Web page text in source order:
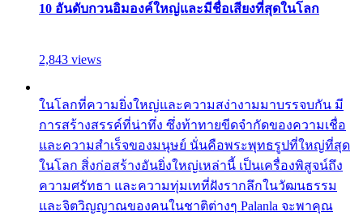
10 อันดับกวนอิมองค์ใหญ่และมีชื่อเสียงที่สุดในโลก
2,843 views
ในโลกที่ความยิ่งใหญ่และความสง่างามมาบรรจบกัน มี
การสร้างสรรค์ที่น่าทึ่ง ซึ่งท้าทายขีดจำกัดของความเชื่อ
และความสำเร็จของมนุษย์ นั่นคือพระพุทธรูปที่ใหญ่ที่สุด
ในโลก สิ่งก่อสร้างอันยิ่งใหญ่เหล่านี้ เป็นเครื่องพิสูจน์ถึง
ความศรัทธา และความทุ่มเทที่ฝังรากลึกในวัฒนธรรม
และจิตวิญญาณของคนในชาติต่างๆ Palanla จะพาคุณ